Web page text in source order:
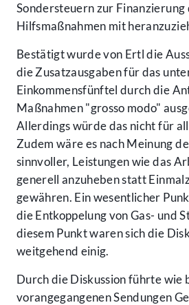
Sondersteuern zur Finanzierung
Hilfsmaßnahmen mit
Bestätigt wurde von Ertl die
die Zusatzausgaben für das
Einkommensfünftel durch die
Maßnahmen "grosso modo"
Allerdings würde das nicht für
Zudem wäre es nach Meinung
sinnvoller, Leistungen wie das
generell anzuheben statt
gewähren. Ein wesentlicher
die Entkoppelung von Gas- und
diesem Punkt waren sich die
weitgehend einig.
Durch die Diskussion führte wie
vorangegangenen Sendungen